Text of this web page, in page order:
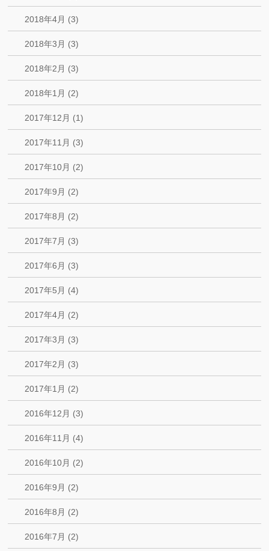
2018年4月 (3)
2018年3月 (3)
2018年2月 (3)
2018年1月 (2)
2017年12月 (1)
2017年11月 (3)
2017年10月 (2)
2017年9月 (2)
2017年8月 (2)
2017年7月 (3)
2017年6月 (3)
2017年5月 (4)
2017年4月 (2)
2017年3月 (3)
2017年2月 (3)
2017年1月 (2)
2016年12月 (3)
2016年11月 (4)
2016年10月 (2)
2016年9月 (2)
2016年8月 (2)
2016年7月 (2)